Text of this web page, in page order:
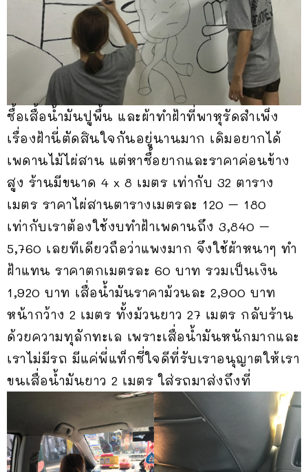
ซื้อเสื้อน้ำมันปูพื้น และผ้าทำฝ้าที่พาหุรัดสำเพ็ง
เรื่องฝ้านี่ตัดสินใจกันอยู่นานมาก เดิมอยากได้
เพดานไม้ไผ่สาน แต่หาซื้อยากและราคาค่อนข้าง
สูง ร้านมีขนาด 4 x 8 เมตร เท่ากับ 32 ตาราง
เมตร ราคาไผ่สานตารางเมตรละ 120 – 180
เท่ากับเราต้องใช้งบทำฝ้าเพดานถึง 3,840 –
5,760 เลยทีเดียวถือว่าแพงมาก จึงใช้ผ้าหนาๆ ทำ
ฝ้าแทน ราคาตกเมตรละ 60 บาท รวมเป็นเงิน
1,920 บาท เสื่อน้ำมันราคาม้วนละ 2,900 บาท
หน้ากว้าง 2 เมตร ทั้งม้วนยาว 27 เมตร กลับร้าน
ด้วยความทุลักทะเล เพราะเสื่อน้ำมันหนักมากและ
เราไม่มีรถ มีแค่พี่แท็กซี่ใจดีที่รับเราอนุญาตให้เรา
ขนเสื่อน้ำมันยาว 2 เมตร ใส่รถมาส่งถึงที่